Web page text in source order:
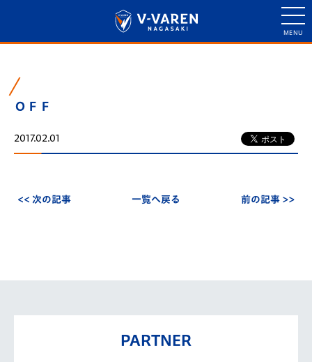
ＯＦＦ
2017.02.01
<< 次の記事 一覧へ戻る 前の記事 >>
PARTNER